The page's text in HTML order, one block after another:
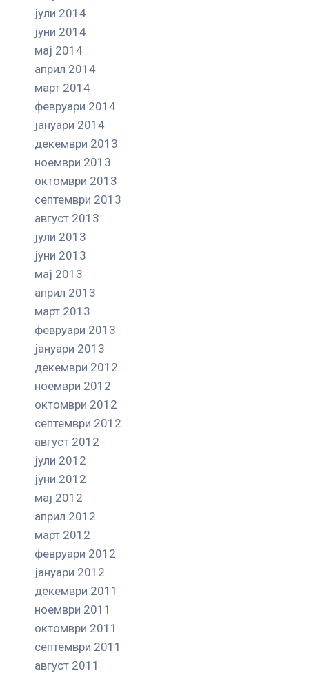
јули 2014
јуни 2014
мај 2014
април 2014
март 2014
февруари 2014
јануари 2014
декември 2013
ноември 2013
октомври 2013
септември 2013
август 2013
јули 2013
јуни 2013
мај 2013
април 2013
март 2013
февруари 2013
јануари 2013
декември 2012
ноември 2012
октомври 2012
септември 2012
август 2012
јули 2012
јуни 2012
мај 2012
април 2012
март 2012
февруари 2012
јануари 2012
декември 2011
ноември 2011
октомври 2011
септември 2011
август 2011